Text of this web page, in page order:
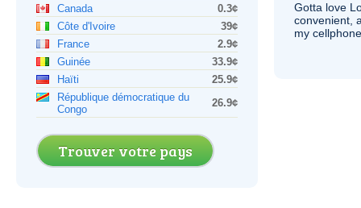
Canada
0.3¢
Côte d'Ivoire
39¢
France
2.9¢
Guinée
33.9¢
Haïti
25.9¢
République démocratique du
Congo
26.9¢
Trouver votre pays
Gotta love
convenient,
my